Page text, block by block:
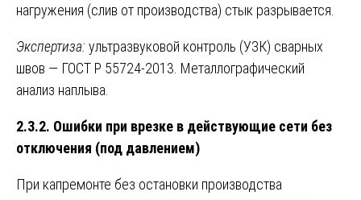
нагружения (слив от производства) стык разрывается.
Экспертиза: ультразвуковой контроль (УЗК) сварных
швов — ГОСТ Р 55724-2013. Металлографический
анализ наплыва.
2.3.2. Ошибки при врезке в действующие сети без
отключения (под давлением)
При капремонте без остановки производства